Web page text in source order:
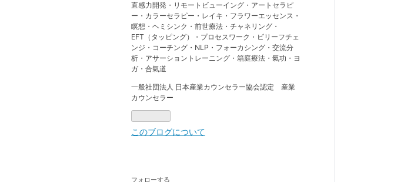
直感力開発・リモートビューイング・アートセラピ
ー・カラーセラピー・レイキ・フラワーエッセンス・
瞑想・ヘミシンク・前世療法・チャネリング・
EFT（タッピング）・プロセスワーク・ビリーフチェ
ンジ・コーチング・NLP・フォーカシング・交流分
析・アサーショントレーニング・箱庭療法・氣功・ヨ
ガ・合氣道
一般社団法人 日本産業カウンセラー協会認定 産業
カウンセラー
このブログについて
フォローする